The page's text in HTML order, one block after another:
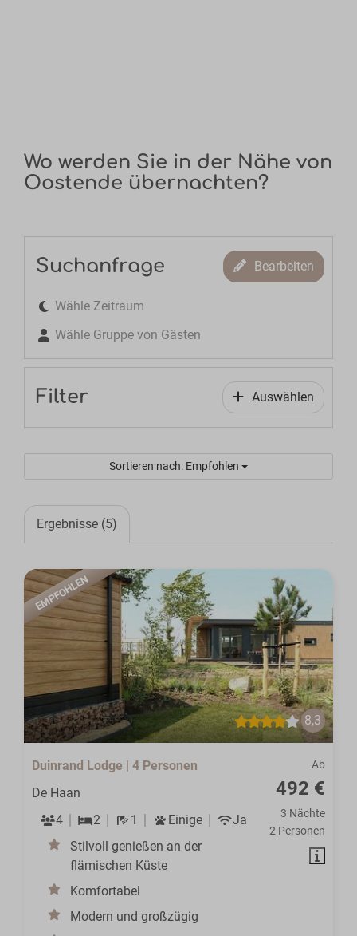
Wo werden Sie in der Nähe von
Oostende übernachten?
Suchanfrage Bearbeiten
Wähle Zeitraum
Wähle Gruppe von Gästen
Filter Auswählen
Sortieren nach: Empfohlen
Ergebnisse (5)
EMPFOHLEN
8,3
Ab
492 €
3 Nächte
2 Personen
Duinrand Lodge | 4 Personen
De Haan
4
2 1 Einige
Ja
Stilvoll genießen an der
flämischen Küste
Komfortabel
Modern und großzügig